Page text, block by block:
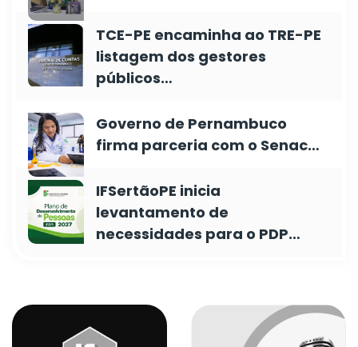
TCE-PE encaminha ao TRE-PE
listagem dos gestores
públicos…
Governo de Pernambuco
firma parceria com o Senac…
IFSertãoPE inicia
levantamento de
necessidades para o PDP…